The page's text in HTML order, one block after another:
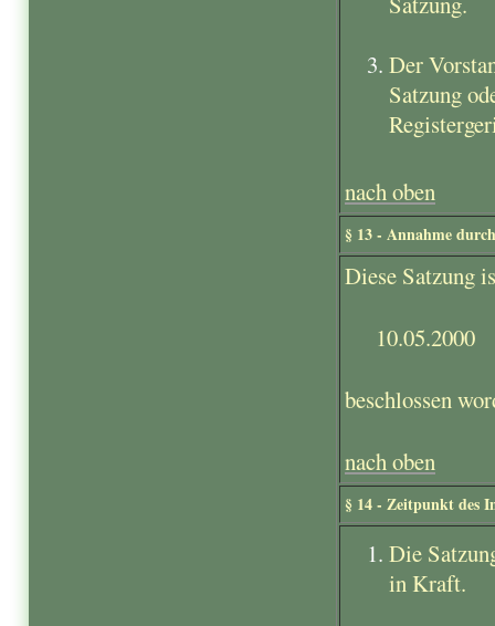
Der
Satzung
nach oben
§ 13 - Annahme
Diese Satzung
10.05.2000
beschlossen
nach oben
§ 14 - Zeitpunkt des
Die
in Kraft.